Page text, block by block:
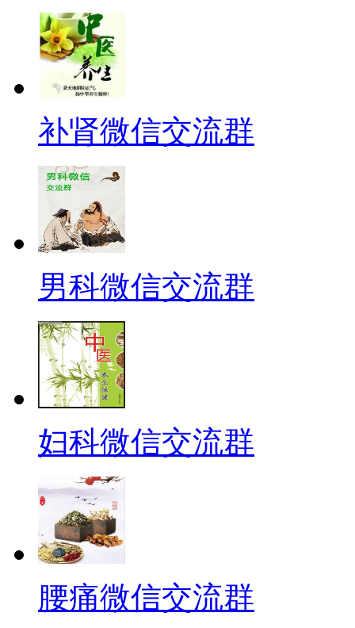
补肾微信交流群
男科微信交流群
妇科微信交流群
腰痛微信交流群